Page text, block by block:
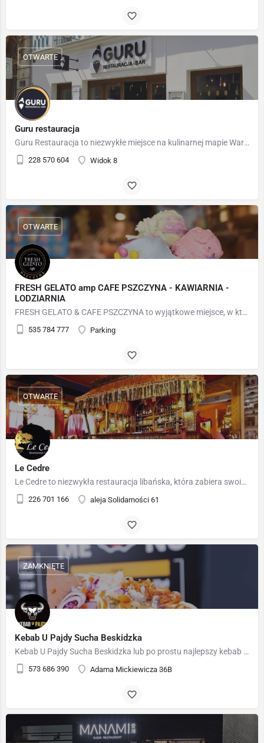
Guru restauracja
Guru Restauracja to niezwykłe miejsce na kulinarnej mapie Warszawy, które przenosi swoich gości w sam środek…
228 570 604 Widok 8
OTWARTE
FRESH GELATO amp CAFE PSZCZYNA - KAWIARNIA -
LODZIARNIA
FRESH GELATO & CAFE PSZCZYNA to wyjątkowe miejsce, w którym włoska tradycja spotyka się z polskim…
535 784 777 Parking
OTWARTE
Le Cedre
Le Cedre to niezwykła restauracja libańska, która zabiera swoich gości w smakowitą podróż do serca Bliskiego…
226 701 166 aleja Solidarności 61
OTWARTE
Kebab U Pajdy Sucha Beskidzka
Kebab U Pajdy Sucha Beskidzka lub po prostu najlepszy kebab w powiecie suskim to więcej niż szybkie jedzenie,…
573 686 390 Adama Mickiewicza 36B
ZAMKNIĘTE